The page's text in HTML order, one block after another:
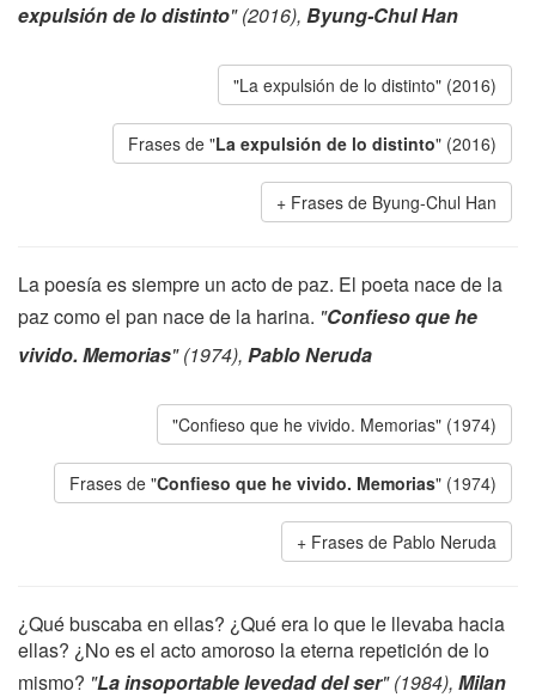
expulsión de lo distinto" (2016), Byung-Chul Han
"La expulsión de lo distinto" (2016)
Frases de "La expulsión de lo distinto" (2016)
Frases de Byung-Chul Han
La poesía es siempre un acto de paz. El poeta nace de la
paz como el pan nace de la harina. "Confieso que he
vivido. Memorias" (1974), Pablo Neruda
"Confieso que he vivido. Memorias" (1974)
Frases de "Confieso que he vivido. Memorias" (1974)
Frases de Pablo Neruda
¿Qué buscaba en ellas? ¿Qué era lo que le llevaba hacia
ellas? ¿No es el acto amoroso la eterna repetición de lo
mismo? "La insoportable levedad del ser" (1984), Milan